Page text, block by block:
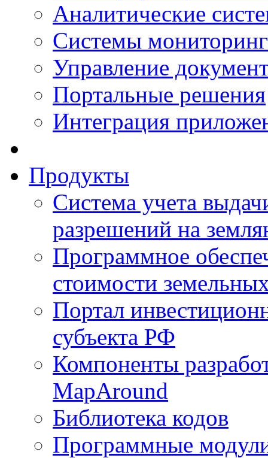
Аналитические
Системы
Управление
Портальные решения
Интеграция
Продукты
Система учета
разрешений на
Программное
стоимости
Портал
субъекта РФ
Компоненты
MapAround
Библиотека кодов
Программные